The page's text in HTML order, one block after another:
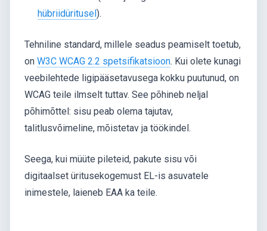
hübriidüritusel).
Tehniline standard, millele seadus peamiselt toetub,
on W3C WCAG 2.2 spetsifikatsioon. Kui olete kunagi
veebilehtede ligipääsetavusega kokku puutunud, on
WCAG teile ilmselt tuttav. See põhineb neljal
põhimõttel: sisu peab olema tajutav,
talitlusvõimeline, mõistetav ja töökindel.
Seega, kui müüte pileteid, pakute sisu või
digitaalset üritusekogemust EL-is asuvatele
inimestele, laieneb EAA ka teile.